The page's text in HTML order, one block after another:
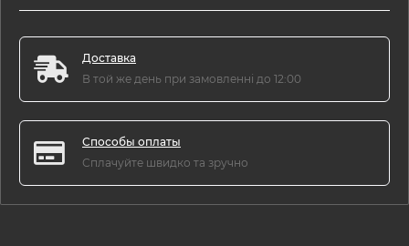
Доставка
В той же день при замовленні до 12:00
Способы оплаты
Сплачуйте швидко та зручно